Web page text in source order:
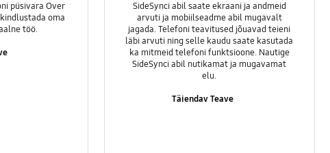
püsivara Over
oma
töö.
SideSynci abil saate ekraani ja andmeid
arvuti ja mobiilseadme abil mugavalt
jagada. Telefoni teavitused jõuavad teieni
läbi arvuti ning selle kaudu saate kasutada
ka mitmeid telefoni funktsioone. Nautige
SideSynci abil nutikamat ja mugavamat
elu.
Täiendav Teave